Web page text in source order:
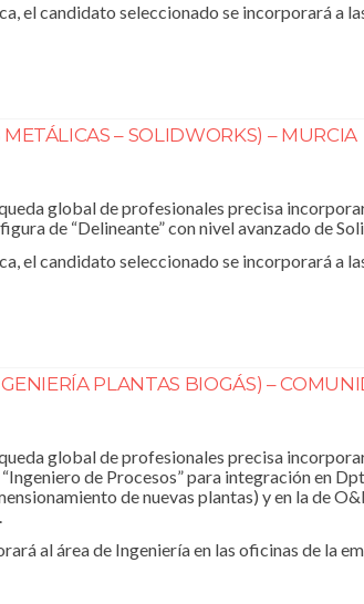
el candidato seleccionado se incorporará a
– SOLIDWORKS) – MURCIA
global de profesionales precisa
de “Delineante” con nivel avanzado de
el candidato seleccionado se incorporará a
PLANTAS BIOGÁS) –
global de profesionales precisa
de Procesos” para integración en
de nuevas plantas) y en la de
al área de Ingeniería en las oficinas de la